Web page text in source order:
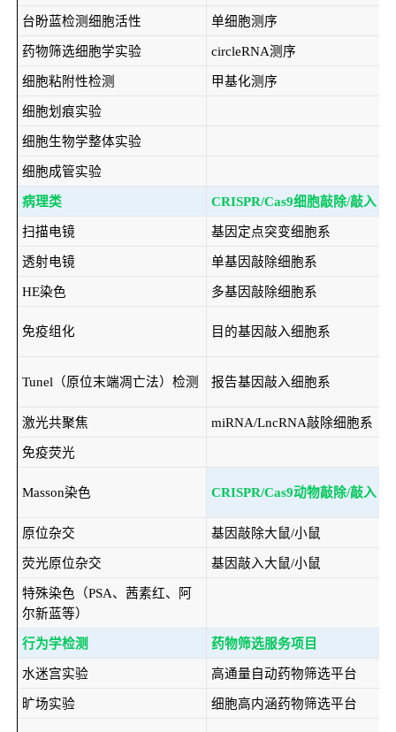
台盼蓝检测细胞活性 单细胞测序
药物筛选细胞学实验 circleRNA测序
细胞粘附性检测 甲基化测序
细胞划痕实验
细胞生物学整体实验
细胞成管实验
病理类 CRISPR/Cas9细胞敲除/敲入
扫描电镜 基因定点突变细胞系
透射电镜 单基因敲除细胞系
HE染色 多基因敲除细胞系
免疫组化 目的基因敲入细胞系
Tunel（原位末端凋亡法）检测 报告基因敲入细胞系
激光共聚焦 miRNA/LncRNA敲除细胞系
免疫荧光
Masson染色 CRISPR/Cas9动物敲除/敲入
原位杂交 基因敲除大鼠/小鼠
荧光原位杂交 基因敲入大鼠/小鼠
特殊染色（PSA、茜素红、阿
尔新蓝等）
行为学检测 药物筛选服务项目
水迷宫实验 高通量自动药物筛选平台
旷场实验 细胞高内涵药物筛选平台